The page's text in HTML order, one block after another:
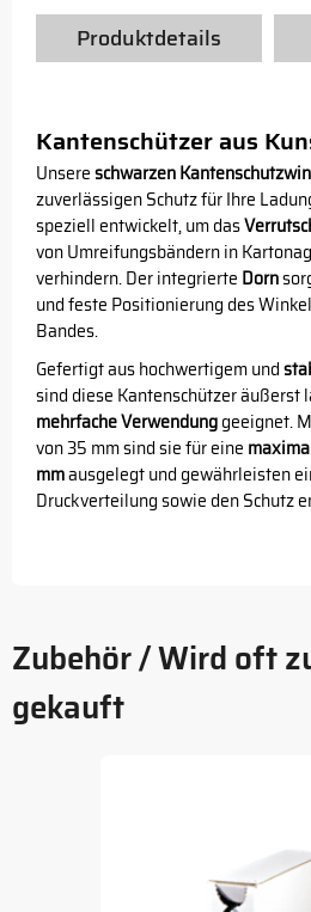
Produktdetails
Kantenschützer aus
Unsereschwarzen
zuverlässigen Schutz für Ihre
speziell entwickelt, um das
von Umreifungsbändern in
verhindern. Der integrierte Dorn
und feste Positionierung des
Bandes.
Gefertigt aus hochwertigem und
sind diese Kantenschützer äußerst
mehrfache Verwendunggeeignet.
von 35 mm sind sie für eine
mmausgelegt und gewährleisten
Druckverteilung sowie den Schutz
Zubehör / Wird oft
gekauft